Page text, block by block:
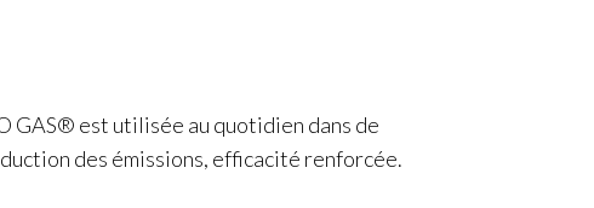
GAS® est utilisée au quotidien dans de
des émissions, efficacité renforcée.